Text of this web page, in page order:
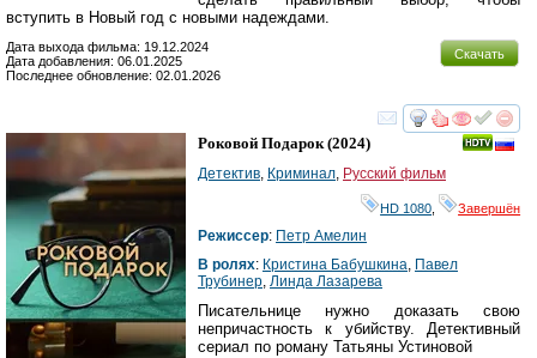
вступить в Новый год с новыми надеждами.
Скачать
Дата выхода фильма: 19.12.2024
Дата добавления: 06.01.2025
Последнее обновление: 02.01.2026
смотреть
Роковой Подарок(2024)
Детектив, Криминал, Русский фильм
HD 1080 Завершён
Режиссер: Петр Амелин
В ролях: Кристина Бабушкина, Павел
Трубинер, Линда Лазарева
Писательнице нужно доказать свою
непричастность к убийству. Детективный
сериал по роману Татьяны Устиновой